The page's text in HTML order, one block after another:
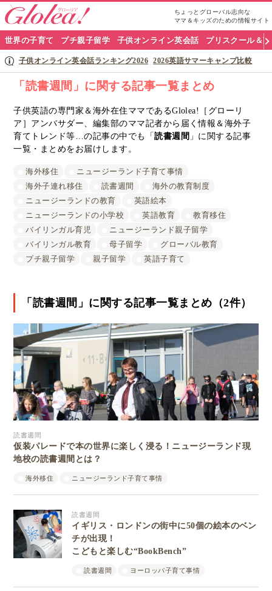
ちょっとグローバル志向な
ママ＆キッズのための情報サイト
グ
ロ
リ
ア
ナ
世界の子育て プチ親子留学 子供オンライン英会話 プリスクール＆
子供オンライン英会話ランキング2026 2026英語サマーキャンプ比較
「読書週間」に関する記事一覧まとめ
子供英語の専門家＆海外在住ママであるGlolea!［グローリ
ア］アンバサダー、編集部のママ記者から届く情報＆海外子
育てトレンド等…の記事の中でも「読書週間 」に関する記事
一覧・まとめをお届けします。
海外移住
ニュージーランド子育て事情
海外子連れ移住
読書週間
海外の教育制度
ニュージーランドの教育
英語絵本
ニュージーランドの小学校
英語教育
教育移住
バイリンガル育児
ニュージーランド親子留学
バイリンガル教育
母子留学
グローバル教育
プチ親子留学
親子留学 英語子育て
「読書週間」に関する記事一覧まとめ（2件）
読書週間
仮装パレードで本の世界に楽しく浸る！ニュージーランド現
地校の読書週間とは？
海外移住 ニュージーランド子育て事情
読書週間
イギリス・ロンドンの街中に50個の絵本のベン
チが出現！
こどもと楽しむ“BookBench”
読書週間 ヨーロッパ子育て事情